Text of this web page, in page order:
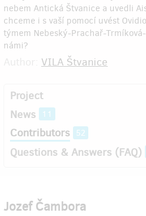
nebem Antická Štvanice a uvedli
chceme i s vaší pomocí uvést
týmem Nebeský-Prachař-
námi?
VILA Štvanice
Project
News
11
Contributors 52
Questions & Answers (FAQ)
Jozef Čambora